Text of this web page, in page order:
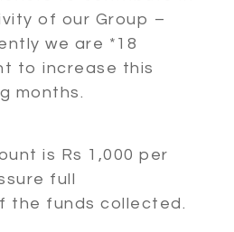
of our Group –
we are *18
to increase this
months.
is Rs 1,000 per
full
the funds collected.